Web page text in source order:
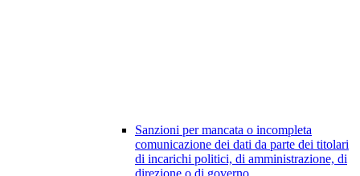
Sanzioni per mancata o incompleta
comunicazione dei dati da parte dei titolari
di incarichi politici, di amministrazione, di